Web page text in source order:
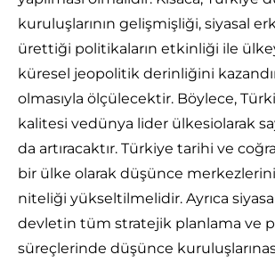
kuruluşlarının gelişmişliği, siyasal
ürettiği politikaların etkinliği ile
küresel jeopolitik derinliğini
olmasıyla ölçülecektir. Böylece,
kalitesi vedünya lider ülkesiolarak
da artıracaktır. Türkiye tarihi ve
bir ülke olarak düşünce
niteliği yükseltilmelidir. Ayrıca
devletin tüm stratejik planlama ve
süreçlerinde düşünce